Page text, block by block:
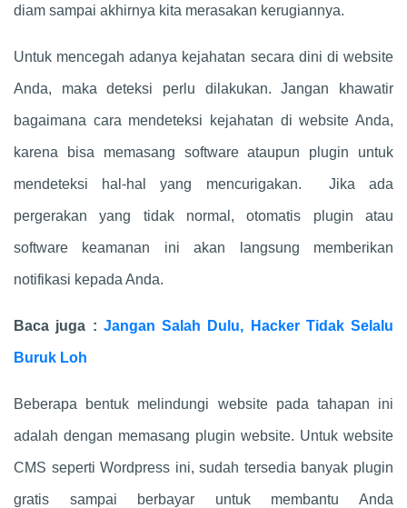
diam sampai akhirnya kita merasakan kerugiannya.
Untuk mencegah adanya kejahatan secara dini di website
Anda, maka deteksi perlu dilakukan. Jangan khawatir
bagaimana cara mendeteksi kejahatan di website Anda,
karena bisa memasang software ataupun plugin untuk
mendeteksi hal-hal yang mencurigakan. Jika ada
pergerakan yang tidak normal, otomatis plugin atau
software keamanan ini akan langsung memberikan
notifikasi kepada Anda.
Baca juga : Jangan Salah Dulu, Hacker Tidak Selalu
Buruk Loh
Beberapa bentuk melindungi website pada tahapan ini
adalah dengan memasang plugin website. Untuk website
CMS seperti Wordpress ini, sudah tersedia banyak plugin
gratis sampai berbayar untuk membantu Anda